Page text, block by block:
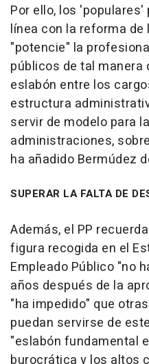
Por ello, los
línea con la reforma
"potencie" la
públicos de tal manera
eslabón entre los
estructura
servir de modelo para
administraciones,
ha añadido Bermúdez
SUPERAR LA FALTA DE
Además, el PP
figura recogida en el
Empleado Público "no
años después de la
"ha impedido" que
puedan servirse de
"eslabón fundamental
burocrática y los altos